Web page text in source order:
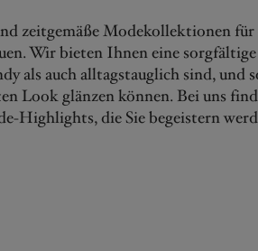
zeitgemäße Modekollektionen für
Wir bieten Ihnen eine sorgfältige
als auch alltagstauglich sind, und
Look glänzen können. Bei uns
Highlights, die Sie begeistern